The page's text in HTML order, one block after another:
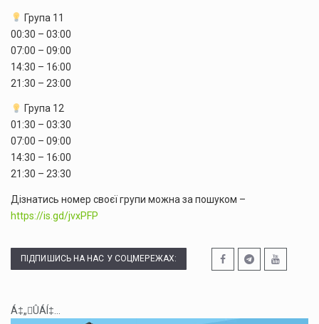
Група 11
00:30 – 03:00
07:00 – 09:00
14:30 – 16:00
21:30 – 23:00
Група 12
01:30 – 03:30
07:00 – 09:00
14:30 – 16:00
21:30 – 23:30
Дізнатись номер своєї групи можна за пошуком –
https://is.gd/jvxPFP
ПІДПИШИСЬ НА НАС У СОЦМЕРЕЖАХ:
Á‡„ÛÁÍ‡...